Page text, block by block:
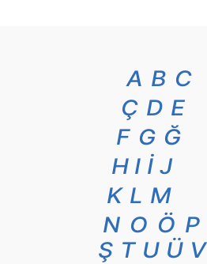
A B C
Ç D E
F G Ğ
H I İ J
K L M
N O Ö P
Ş T U Ü V